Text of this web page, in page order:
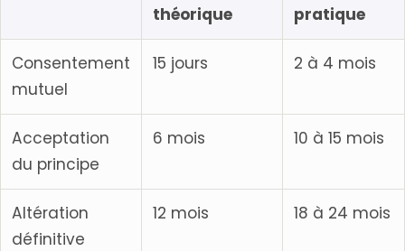
théorique
pratique
Consentement
mutuel
15 jours 2 à 4 mois
Acceptation
du principe
6 mois 10 à 15 mois
Altération
définitive
12 mois 18 à 24 mois